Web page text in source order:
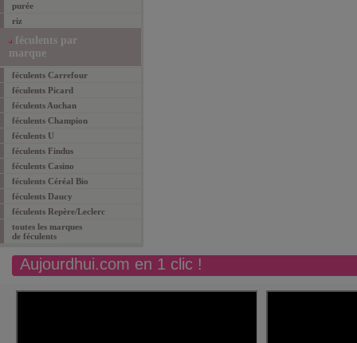
purée
riz
féculents par
marque
féculents Carrefour
féculents Picard
féculents Auchan
féculents Champion
féculents U
féculents Findus
féculents Casino
féculents Céréal Bio
féculents Daucy
féculents Repère/Leclerc
toutes les marques
de féculents
Aujourdhui.com en 1 clic !